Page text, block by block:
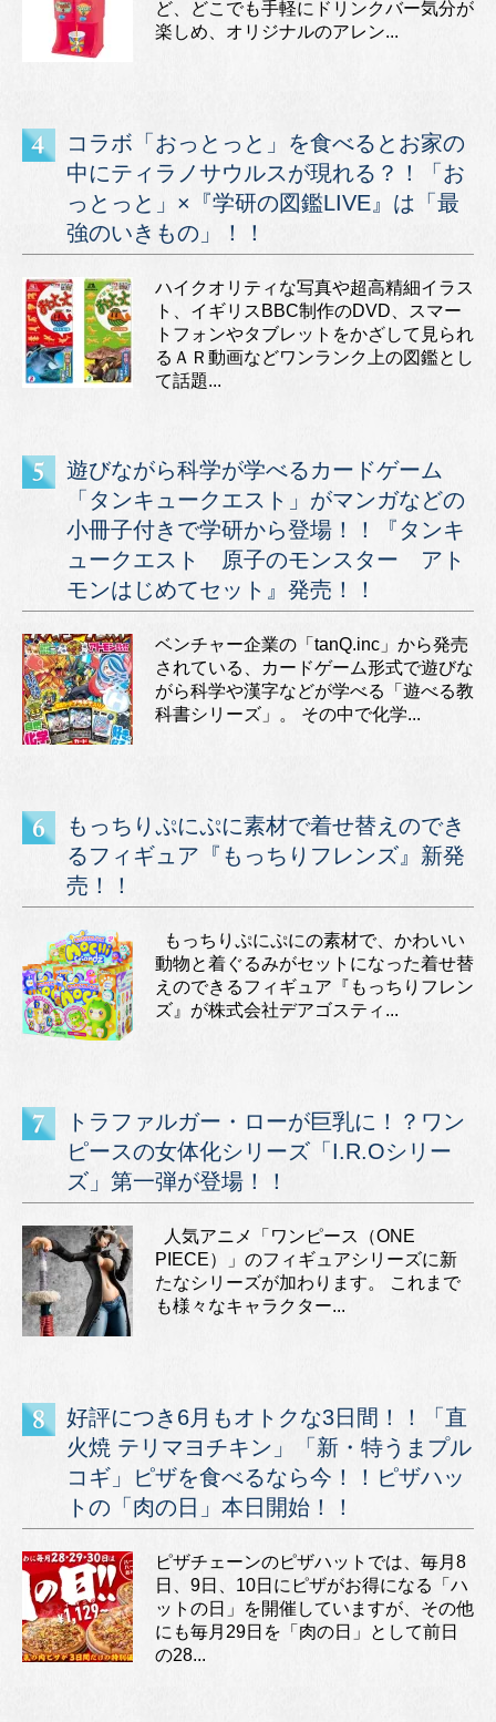
ど、どこでも手軽にドリンクバー気分が
楽しめ、オリジナルのアレン...
コラボ「おっとっと」を食べるとお家の
中にティラノサウルスが現れる？！「お
っとっと」×『学研の図鑑LIVE』は「最
強のいきもの」！！
ハイクオリティな写真や超高精細イラス
ト、イギリスBBC制作のDVD、スマー
トフォンやタブレットをかざして見られ
るＡＲ動画などワンランク上の図鑑とし
て話題...
遊びながら科学が学べるカードゲーム
「タンキュークエスト」がマンガなどの
小冊子付きで学研から登場！！『タンキ
ュークエスト 原子のモンスター アト
モンはじめてセット』発売！！
ベンチャー企業の「tanQ.inc」から発売
されている、カードゲーム形式で遊びな
がら科学や漢字などが学べる「遊べる教
科書シリーズ」。 その中で化学...
もっちりぷにぷに素材で着せ替えのでき
るフィギュア『もっちりフレンズ』新発
売！！
もっちりぷにぷにの素材で、かわいい
動物と着ぐるみがセットになった着せ替
えのできるフィギュア『もっちりフレン
ズ』が株式会社デアゴスティ...
トラファルガー・ローが巨乳に！？ワン
ピースの女体化シリーズ「I.R.Oシリー
ズ」第一弾が登場！！
人気アニメ「ワンピース（ONE
PIECE）」のフィギュアシリーズに新
たなシリーズが加わります。 これまで
も様々なキャラクター...
好評につき6月もオトクな3日間！！「直
火焼 テリマヨチキン」「新・特うまプル
コギ」ピザを食べるなら今！！ピザハッ
トの「肉の日」本日開始！！
ピザチェーンのピザハットでは、毎月8
日、9日、10日にピザがお得になる「ハ
ットの日」を開催していますが、その他
にも毎月29日を「肉の日」として前日
の28...